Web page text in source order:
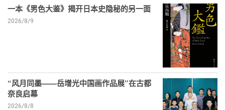
一本《男色大鉴》揭开日本史隐秘的另一面
2026/8/9
“风月同墨——岳增光中国画作品展”在古都
奈良启幕
2026/8/8